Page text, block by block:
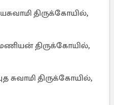
திருக்கோயில்,
திருக்கோயில்,
திருக்கோயில்,